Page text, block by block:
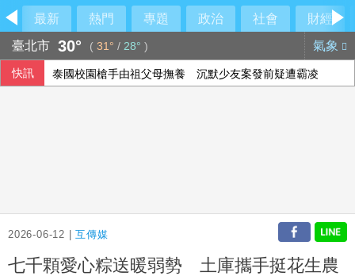
最新 熱門 專題 政治 社會
財經
臺北市 30° ( 31° / 28° ) 氣象
快訊 泰國校園槍手由祖父母撫養 沉默少友案發前疑遭霸凌
2026-06-12 |互傳媒
七千顆愛心粽送暖弱勢 土庫攜手挺花生農